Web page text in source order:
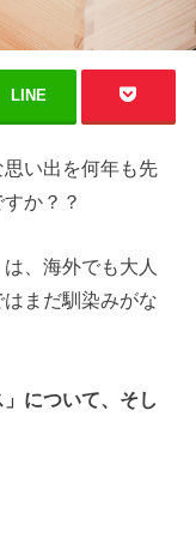
LINE
い出を何年も先
か？？
は、海外でも大人
まだ馴染みがな
について、そし